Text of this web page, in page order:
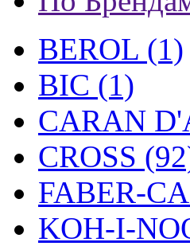
BEROL (1)
BIC (1)
CARAN
CROSS
FABER-
KOH-I-